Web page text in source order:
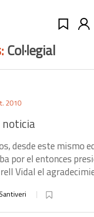
Col·legial
2010
desde este mismo
por el entonces
Vidal el